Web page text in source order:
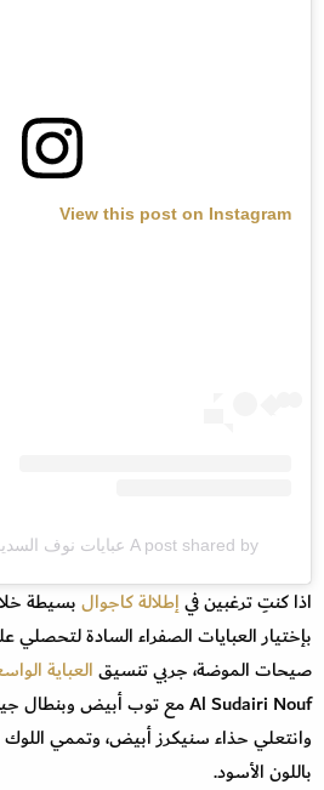
View this post on Instagram
A post shared by عبايات نوف السديري (@alsudairinouf)
اذا كنتِ ترغبين فيإطلالة كاجوالبسيطة
بإختيار العبايات الصفراء السادة لتحصلي
صيحات الموضة، جربي تنسيقالعباية
باللون الأسود.